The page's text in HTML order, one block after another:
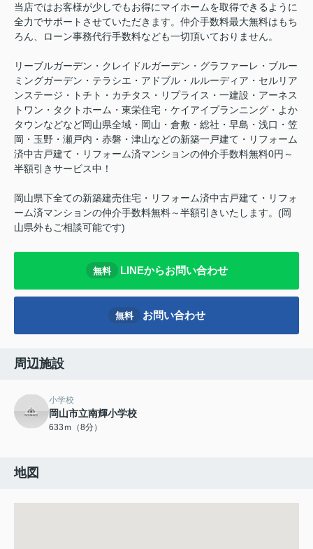
当店ではお客様が少しでもお得にマイホームを取得できるように
全力でサポートさせていただきます。仲介手数料最大無料はもち
ろん、ローン事務代行手数料なども一切頂いておりません。
リーブルガーデン・クレイドルガーデン・グラファーレ・ブルー
ミングガーデン・テラシエ・アドブル・ルルーディア・セルリア
ンステージ・トチト・カチタス・リプライス・一建設・アーネス
トワン・タクトホーム・東栄住宅・ケイアイプランニング・よか
タウンなどなど岡山県全域・岡山・倉敷・総社・早島・浅口・笠
岡・玉野・瀬戸内・赤磐・津山などの新築一戸建て・リフォーム
済中古戸建て・リフォーム済マンションの仲介手数料無料0円～
半額引きサービス中！
岡山県下全ての新築建売住宅・リフォーム済中古戸建て・リフォ
ーム済マンションの仲介手数料無料～半額引きいたします。(岡
山県外もご相談可能です)
無料 LINEからお問い合わせ
無料 お問い合わせ
周辺施設
小学校
岡山市立南輝小学校
633ｍ（8分）
地図